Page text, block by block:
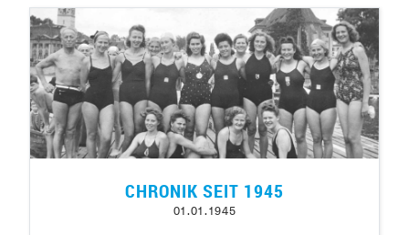
CHRONIK SEIT 1945
01.01.1945